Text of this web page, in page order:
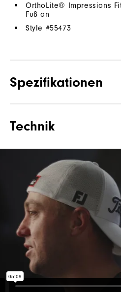
OrthoLite® Impressions
Fuß an
Style #55473
Spezifikationen
Leisten
Schnürsystem
Traktion
Spikes
Stabilität
Dämpfung
Technik